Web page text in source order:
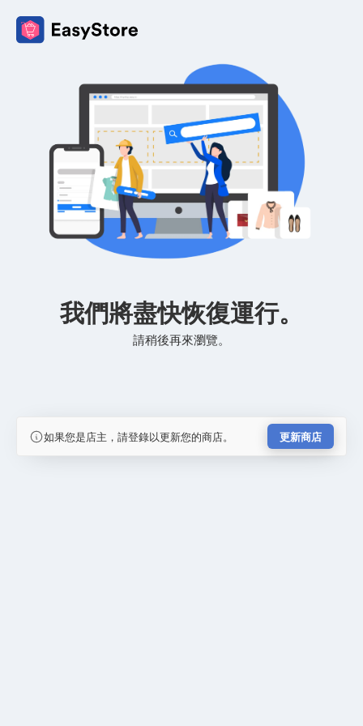
我們將盡快恢復運行。
請稍後再來瀏覽。
如果您是店主，請登錄以更新您的商店。 更新商店